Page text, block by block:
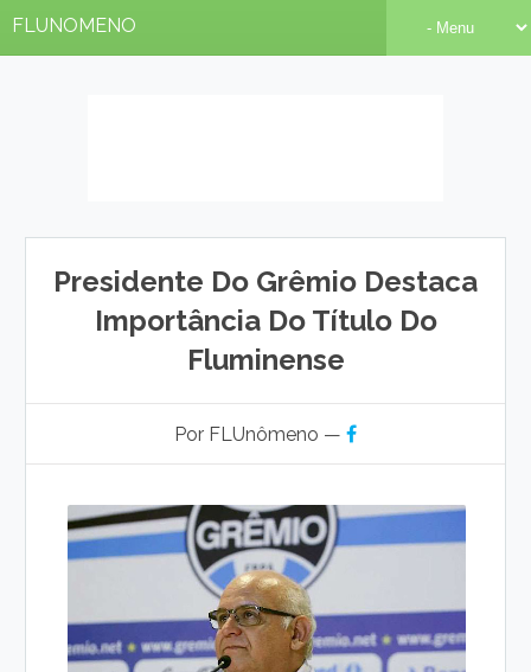
FLUNOMENO
Presidente Do Grêmio Destaca
Importância Do Título Do
Fluminense
Por FLUnômeno —